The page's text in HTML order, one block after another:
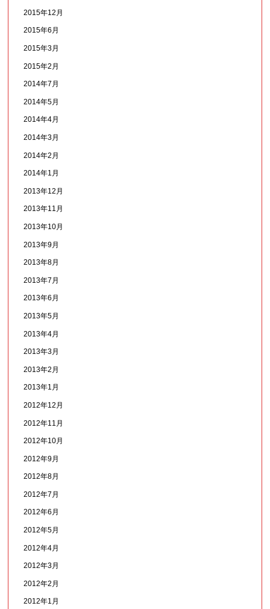
2015年12月
2015年6月
2015年3月
2015年2月
2014年7月
2014年5月
2014年4月
2014年3月
2014年2月
2014年1月
2013年12月
2013年11月
2013年10月
2013年9月
2013年8月
2013年7月
2013年6月
2013年5月
2013年4月
2013年3月
2013年2月
2013年1月
2012年12月
2012年11月
2012年10月
2012年9月
2012年8月
2012年7月
2012年6月
2012年5月
2012年4月
2012年3月
2012年2月
2012年1月